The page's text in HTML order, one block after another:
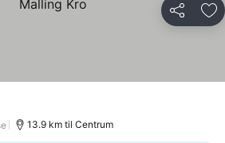
Del
13.9 km til Centrum